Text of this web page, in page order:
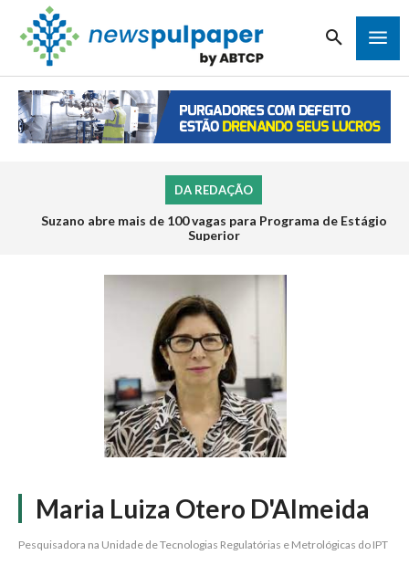
DA REDAÇÃO
Suzano abre mais de 100 vagas para Programa de Estágio
Superior
Maria Luiza Otero D'Almeida
Pesquisadora na Unidade de Tecnologias Regulatórias e Metrológicas do IPT